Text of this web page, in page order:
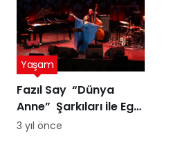
Fazıl Say “Dünya
Anne” Şarkıları ile Ege
Turnesi’nde
Yaşam
3 yıl önce